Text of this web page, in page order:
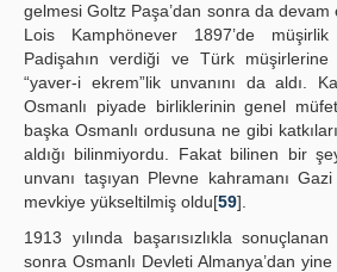
gelmesi Goltz Paşa’dan sonra da
Lois Kamphönever 1897’de müşirlik
Padişahın verdiği ve Türk
“yaver-i ekrem”lik unvanını da aldı.
Osmanlı piyade birliklerinin genel
başka Osmanlı ordusuna ne gibi
aldığı bilinmiyordu. Fakat bilinen bir
unvanı taşıyan Plevne kahramanı
mevkiye yükseltilmiş oldu[59].
1913 yılında başarısızlıkla
sonra Osmanlı Devleti Almanya’dan